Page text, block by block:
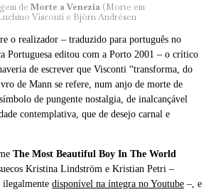
de Morte a Venezia (Morte em
Luchino Visconti e Björn Andrésen
o realizador – traduzido para português no
Portuguesa editou com a Porto 2001 – o crítico
de escrever que Visconti “transforma, do
de Mann se refere, num anjo de morte de
de pungente nostalgia, de inalcançável
contemplativa, que de desejo carnal e
The Most Beautiful Boy In The World
Kristina Lindström e Kristian Petri –
ilegalmente disponível na íntegra no Youtube –, e